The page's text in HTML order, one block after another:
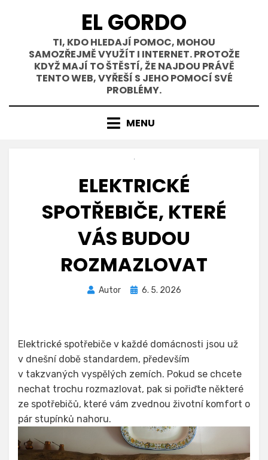
EL GORDO
TI, KDO HLEDAJÍ POMOC, MOHOU
SAMOZŘEJMĚ VYUŽÍT I INTERNET. PROTOŽE
KDYŽ MAJÍ TO ŠTĚSTÍ, ŽE NAJDOU PRÁVĚ
TENTO WEB, VYŘEŠÍ S JEHO POMOCÍ SVÉ
PROBLÉMY.
MENU
ELEKTRICKÉ
SPOTŘEBIČE, KTERÉ
VÁS BUDOU
ROZMAZLOVAT
Autor
Zveřejněno
6. 5. 2026
Elektrické spotřebiče v každé domácnosti jsou už
v dnešní době standardem, především
v takzvaných vyspělých zemích. Pokud se chcete
nechat trochu rozmazlovat, pak si pořiďte některé
ze spotřebičů, které vám zvednou životní komfort o
pár stupínků nahoru.